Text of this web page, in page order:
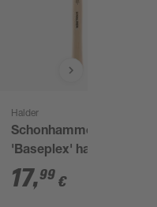
Halder
Schonhammer
'Baseplex' hart/hart Ø
30 mm
17,99 €